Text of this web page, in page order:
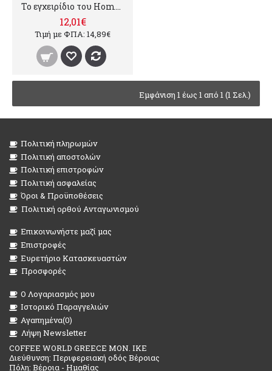
Το εγχειρίδιο του Home Barista
12,01€
Τιμή με ΦΠΑ: 14,89€
Εμφάνιση 1 έως 1 από 1 (1 Σελ.)
Πολιτική πληρωμών
Πολιτική αποστολών
Πολιτική επιστροφών
Πολιτική ασφαλείας
Όροι & Προϋποθέσεις
Πολιτική ορθού Ανταγωνισμού
Επικοινωνήστε μαζί μας
Επιστροφές
Ευρετήριο Κατασκευαστών
Προσφορές
O Λογαριασμός μου
Ιστορικό Παραγγελιών
Αγαπημένα(0)
Λήψη Newsletter
COFFEE WORLD GREECE MON. IKE
Διεύθυνση: Περιφερειακή οδός Βέροιας
Πόλη: Βέροια - Ημαθίας